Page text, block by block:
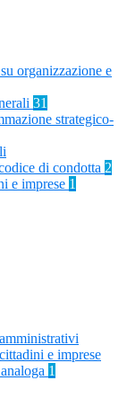
organizzazione e
31
strategico-
di condotta 2
e imprese 1
e imprese
1